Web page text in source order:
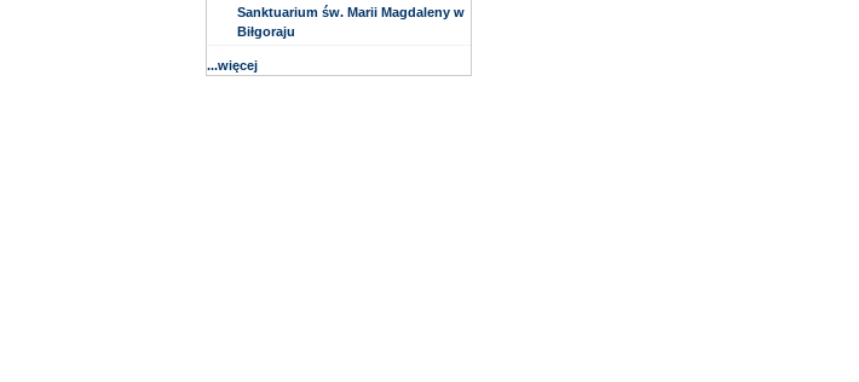
Sanktuarium św. Marii Magdaleny w
Biłgoraju
...więcej